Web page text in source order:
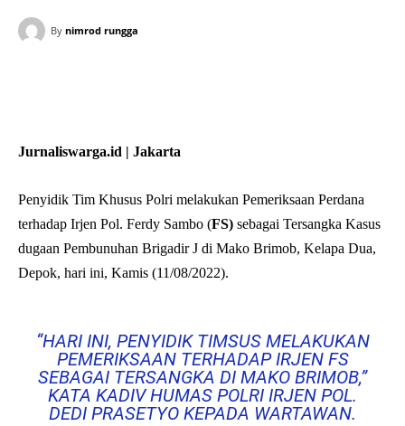
By nimrod rungga
Jurnaliswarga.id | Jakarta
Penyidik Tim Khusus Polri melakukan Pemeriksaan Perdana
terhadap Irjen Pol. Ferdy Sambo (FS) sebagai Tersangka Kasus
dugaan Pembunuhan Brigadir J di Mako Brimob, Kelapa Dua,
Depok, hari ini, Kamis (11/08/2022).
“HARI INI, PENYIDIK TIMSUS MELAKUKAN
PEMERIKSAAN TERHADAP IRJEN FS
SEBAGAI TERSANGKA DI MAKO BRIMOB,”
KATA KADIV HUMAS POLRI IRJEN POL.
DEDI PRASETYO KEPADA WARTAWAN.